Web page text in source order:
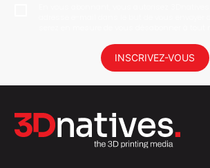
INSCRIVEZ-VOUS